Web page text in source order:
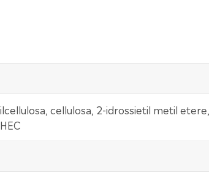
cellulosa, 2-idrossietil metil etere,